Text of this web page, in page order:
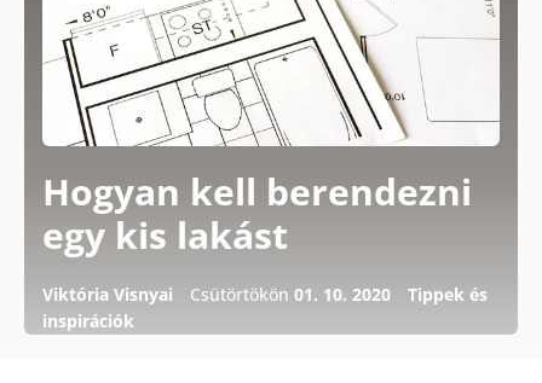
Hogyan kell berendezni
egy kis lakást
Viktória Visnyai Csütörtökön 01. 10. 2020
Tippek és
inspirációk